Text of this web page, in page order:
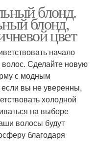
блонд.
блонд,
цвет
начало
Сделайте новую
с модным
вы не уверенны,
холодной
на выборе
волосы будут
благодаря